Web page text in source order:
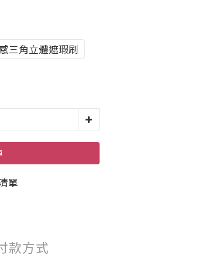
三角立體遮瑕刷
單
款方式